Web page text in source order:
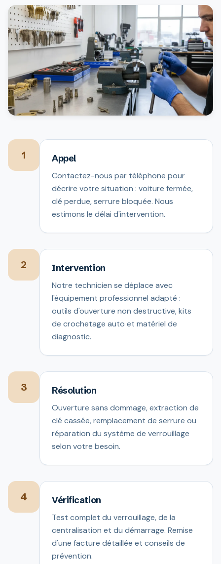
1 Appel
Contactez-nous par téléphone pour
décrire votre situation : voiture fermée,
clé perdue, serrure bloquée. Nous
estimons le délai d'intervention.
2 Intervention
Notre technicien se déplace avec
l'équipement professionnel adapté :
outils d'ouverture non destructive, kits
de crochetage auto et matériel de
diagnostic.
3 Résolution
Ouverture sans dommage, extraction de
clé cassée, remplacement de serrure ou
réparation du système de verrouillage
selon votre besoin.
4 Vérification
Test complet du verrouillage, de la
centralisation et du démarrage. Remise
d'une facture détaillée et conseils de
prévention.